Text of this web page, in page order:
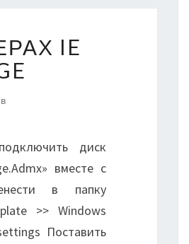
IE
диск
вместе с
в папку
>> Windows
Поставить